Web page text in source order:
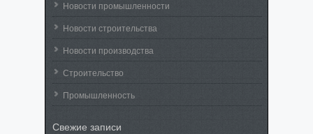
Новости промышленности
Новости строительства
Новости производства
Строительство
Промышленность
Свежие записи